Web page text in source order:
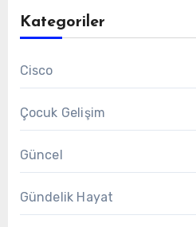
Kategoriler
Cisco
Çocuk Gelişim
Güncel
Gündelik Hayat